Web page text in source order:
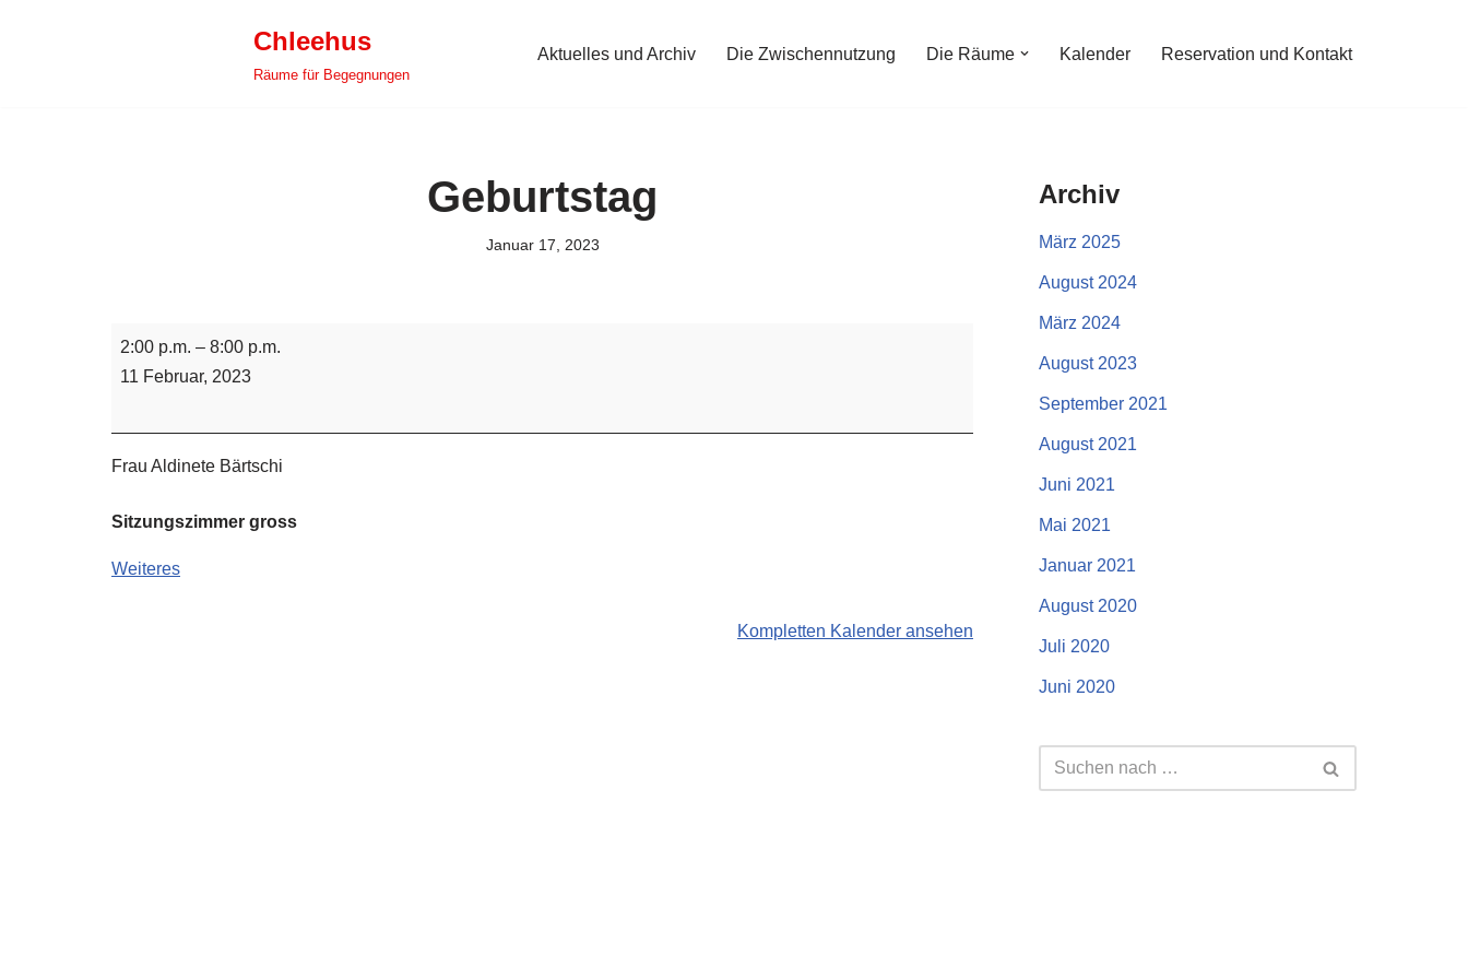
Chleehus
Räume für Begegnungen
Aktuelles und Archiv Die Zwischennutzung Die Räume Kalender Reservation und Kontakt
Geburtstag
Januar 17, 2023
2:00 p.m. – 8:00 p.m.
11 Februar, 2023
Frau Aldinete Bärtschi
Sitzungszimmer gross
Weiteres
Kompletten Kalender ansehen
Archiv
März 2025
August 2024
März 2024
August 2023
September 2021
August 2021
Juni 2021
Mai 2021
Januar 2021
August 2020
Juli 2020
Juni 2020